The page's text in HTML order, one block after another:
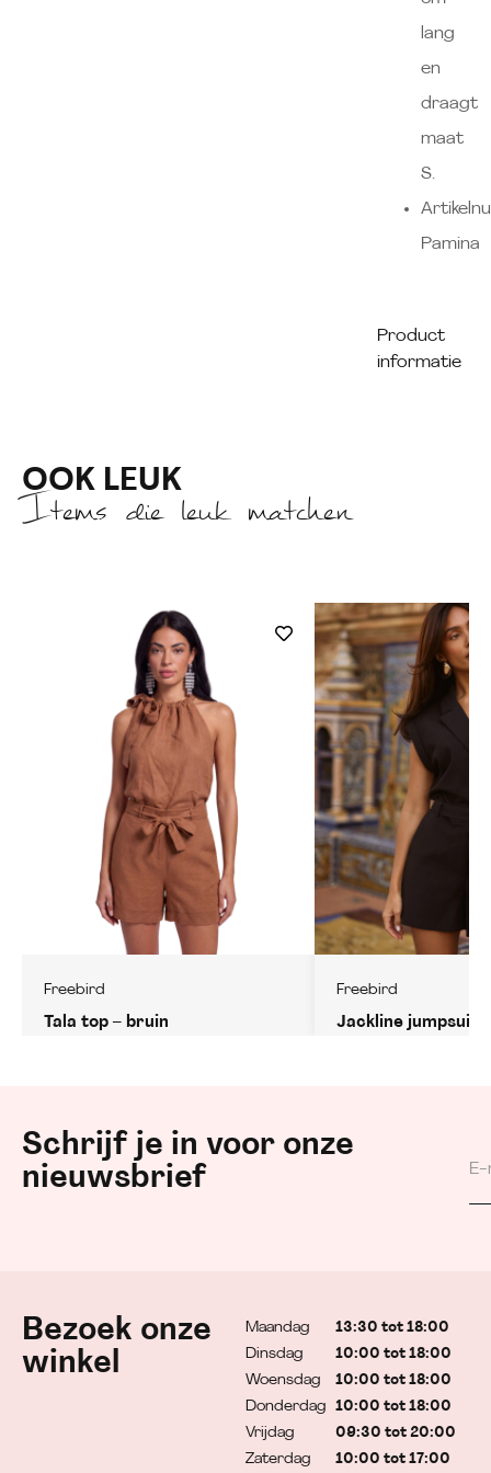
Product
informatie
lang
en
draagt
maat
S.
Pamina
OOK LEUK
Items die leuk matchen
Freebird
Tala top – bruin
Freebird
Jackline jumpsuit
Schrijf je in voor onze
nieuwsbrief
Bezoek onze
winkel
Maandag
Dinsdag
Woensdag
Donderdag
Vrijdag
Zaterdag
13:30 tot 18:00
10:00 tot 18:00
10:00 tot 18:00
10:00 tot 18:00
09:30 tot 20:00
10:00 tot 17:00